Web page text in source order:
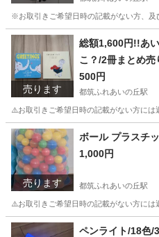
※お取引きご希望日時の記載がない方、
神奈川 横浜市 都筑ふれあいの丘
売ります
総額1,600円!!あ
こ？/2冊まとめ売
500円
都筑ふれあいの丘駅
⚠️お取引きご希望日時の記載がない方に
神奈川 横浜市 都筑ふれあいの丘
売ります
ボール プラスチ
1,000円
都筑ふれあいの丘駅
⚠️お取引きご希望日時の記載がない方には
神奈川 横浜市 都筑ふれあいの丘
ペンライト/18色/